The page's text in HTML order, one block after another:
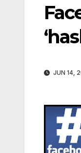
JUN 14,